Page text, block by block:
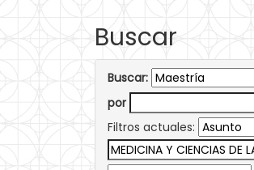
Buscar
Buscar:
por
Filtros actuales: